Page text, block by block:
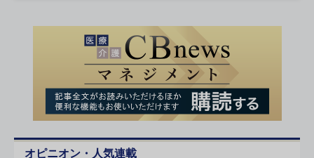
オピニオン・人気連載